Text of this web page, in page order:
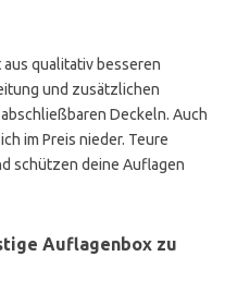
qualitativ besseren
und zusätzlichen
Deckeln. Auch
im Preis nieder. Teure
schützen deine Auflagen
Auflagenbox zu